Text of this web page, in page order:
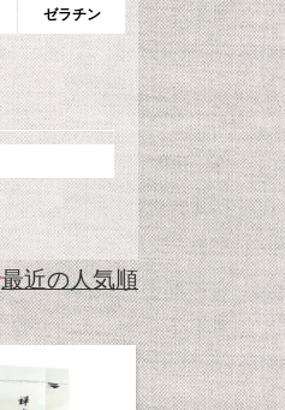
ゼラチン
最近の人気順